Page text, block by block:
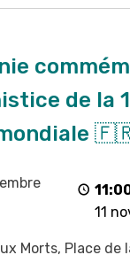
de la
11
Morts, Place de